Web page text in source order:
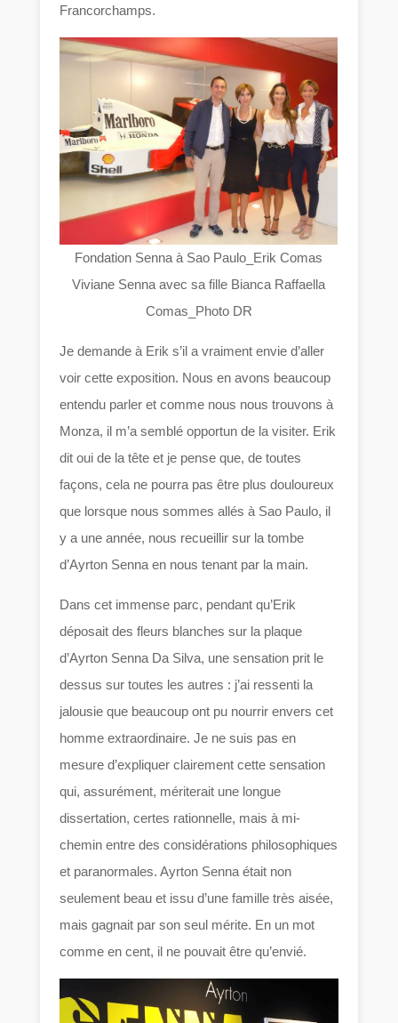
Francorchamps.
Fondation Senna à Sao Paulo_Erik Comas
Viviane Senna avec sa fille Bianca Raffaella
Comas_Photo DR
Je demande à Erik s’il a vraiment envie d’aller
voir cette exposition. Nous en avons beaucoup
entendu parler et comme nous nous trouvons à
Monza, il m’a semblé opportun de la visiter. Erik
dit oui de la tête et je pense que, de toutes
façons, cela ne pourra pas être plus douloureux
que lorsque nous sommes allés à Sao Paulo, il
y a une année, nous recueillir sur la tombe
d’Ayrton Senna en nous tenant par la main.
Dans cet immense parc, pendant qu’Erik
déposait des fleurs blanches sur la plaque
d’Ayrton Senna Da Silva, une sensation prit le
dessus sur toutes les autres : j’ai ressenti la
jalousie que beaucoup ont pu nourrir envers cet
homme extraordinaire. Je ne suis pas en
mesure d’expliquer clairement cette sensation
qui, assurément, mériterait une longue
dissertation, certes rationnelle, mais à mi-
chemin entre des considérations philosophiques
et paranormales. Ayrton Senna était non
seulement beau et issu d’une famille très aisée,
mais gagnait par son seul mérite. En un mot
comme en cent, il ne pouvait être qu’envié.